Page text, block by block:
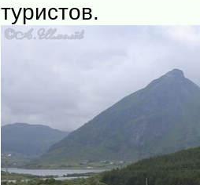
туристов.